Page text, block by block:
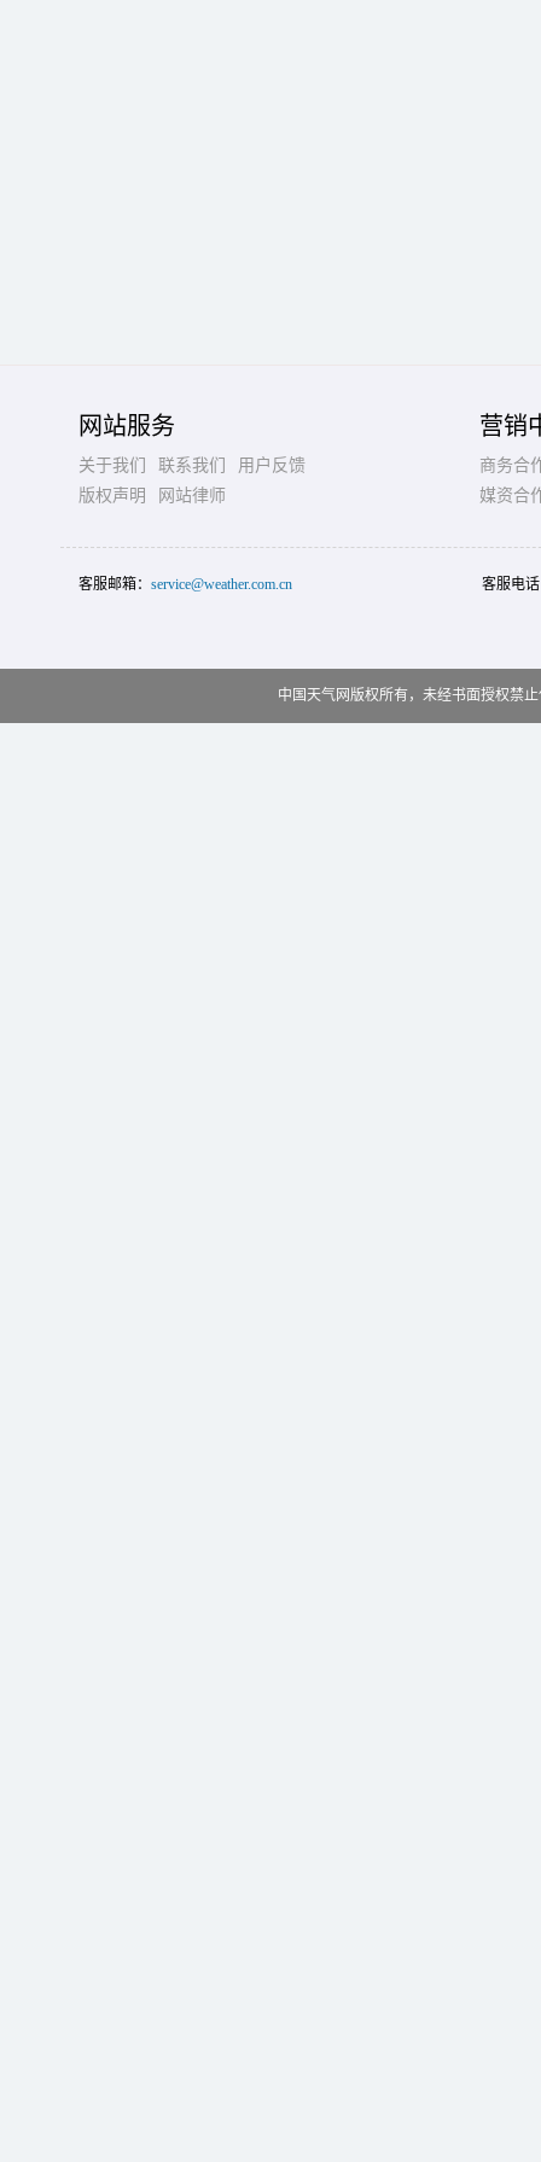
网站服务
关于我们 联系我们
用户反馈
版权声明
网站律师
营销
商务合
媒资合
客服邮箱： service@weather.com.cn 客服电
中国天气网版权所有，未经书面授权